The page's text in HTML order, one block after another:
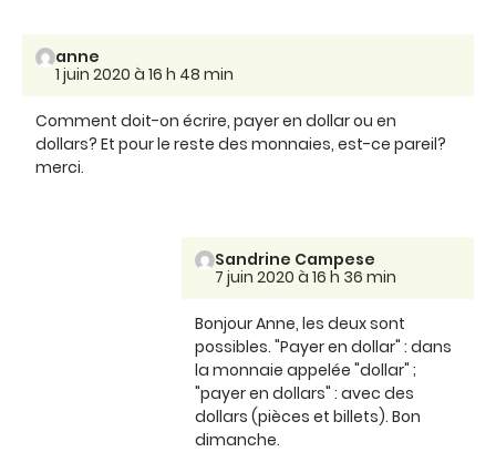
anne
1 juin 2020 à 16 h 48 min
Comment doit-on écrire, payer en dollar ou en
dollars? Et pour le reste des monnaies, est-ce pareil?
merci.
Sandrine Campese
7 juin 2020 à 16 h 36 min
Bonjour Anne, les deux sont
possibles. "Payer en dollar" : dans
la monnaie appelée "dollar" ;
"payer en dollars" : avec des
dollars (pièces et billets). Bon
dimanche.